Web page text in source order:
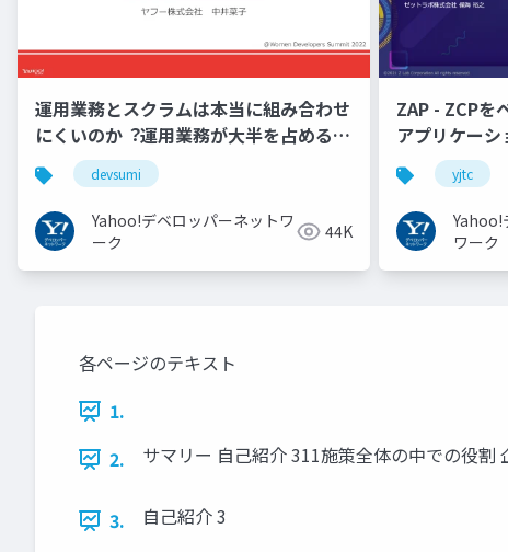
運用業務とスクラムは本当に組み合わせ
にくいのか︖運用業務が大半を占めるプ
ロダクト開発での試行錯誤
devsumi
Yahoo!デベロッパーネットワ
ーク
44K
ZAP - ZCPを
アプリケー
YJTC21 B-3
yjtc
Yahoo!
ワーク
各ページのテキスト
1.
2.
サマリー ⾃⼰紹介 311施策全体の中での役
3. ⾃⼰紹介 3